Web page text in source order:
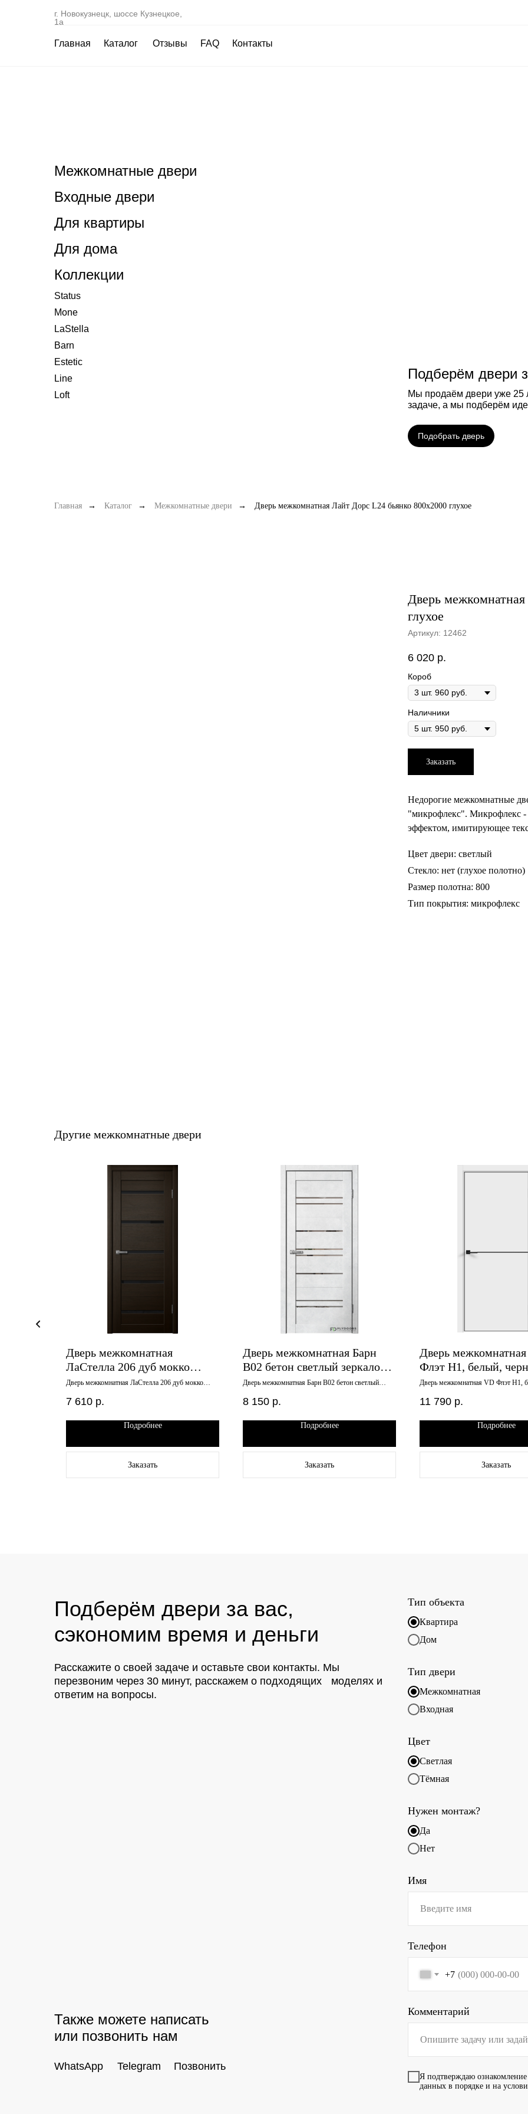
г. Новокузнецк, шоссе Кузнецкое,
1а
Главная Каталог Отзывы FAQ Контакты
Коллекции
Status
Mone
LaStella
Barn
Estetic
Line
Loft
Межкомнатные двери
Входные двери
Подберём двери
Мы продаём двери уже 25
задаче, а мы подберём
Подобрать дверь
Для квартиры
Для дома
Главная → Каталог → Межкомнатные двери → Дверь межкомнатная Лайт Дорс L24 бьянко 800х2000 глухое
Дверь
глухое
Артикул: 12462
6 020 р.
Короб
Наличники
Заказать
Недорогие межкомнатные
"микрофлекс". Микрофлекс -
эффектом, имитирующее
Цвет двери: светлый
Стекло: нет (глухое полотно)
Размер полотна: 800
Тип покрытия: микрофлекс
Другие межкомнатные двери
Дверь межкомнатная
ЛаСтелла 206 дуб мокко
черное стекло 900х2000
Дверь межкомнатная ЛаСтелла 206 дуб мокко
7 610 р.
Подробнее
Заказать
Дверь межкомнатная Барн
B02 бетон светлый зеркало
800х2000
Дверь межкомнатная Барн B02 бетон светлый
8 150 р.
Подробнее
Заказать
Дверь
Флэт H1, белый,
молдинг, 700х2000,
черная с 4-х сторон
Дверь межкомнатная VD Флэт H1,
11 790 р.
Подробнее
Заказать
Тип объекта
Квартира
Дом
Тип двери
Межкомнатная
Входная
Цвет
Светлая
Тёмная
Нужен монтаж?
Да
Нет
Имя
Телефон
+7
Комментарий
Я подтверждаю ознакомление
данных в порядке и на
Позвонить
Telegram
WhatsApp
Также можете написать
или позвонить нам
Расскажите о своей задаче и оставьте свои контакты. Мы
перезвоним через 30 минут, расскажем о подходящих моделях и
ответим на вопросы.
Подберём двери за вас,
сэкономим время и деньги